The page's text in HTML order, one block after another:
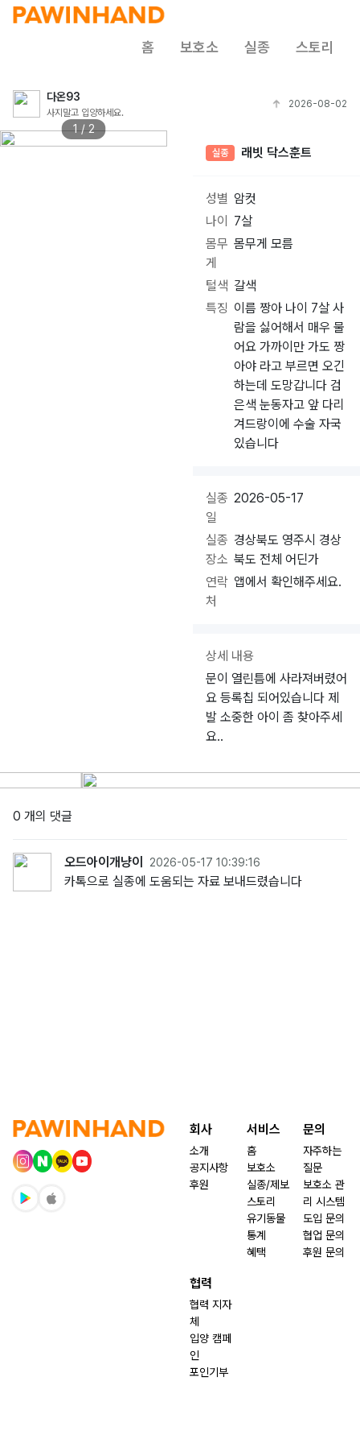
홈 보호소 실종 스토리
다온93
사지말고 입양하세요.
2026-08-02
1 / 2
실종 래빗 닥스훈트
성별 암컷
나이
7살
몸무
게
몸무게 모름
털색 갈색
특징 이름 짱아 나이 7살 사
람을 싫어해서 매우 물
어요 가까이만 가도 짱
아야 라고 부르면 오긴
하는데 도망갑니다 검
은색 눈동자고 앞 다리
겨드랑이에 수술 자국
있습니다
실종
일
2026-05-17
실종
장소
경상북도 영주시 경상
북도 전체 어딘가
연락
처
앱에서 확인해주세요.
상세 내용
문이 열린틈에 사라져버렸어
요 등록칩 되어있습니다 제
발 소중한 아이 좀 찾아주세
요..
0 개의 댓글
오드아이개냥이 2026-05-17 10:39:16
카톡으로 실종에 도움되는 자료 보내드렸습니다
회사
소개
공지사항
후원
서비스
홈
보호소
실종/제보
스토리
유기동물
통계
혜택
문의
자주하는
질문
보호소 관
리 시스템
도입 문의
협업 문의
후원 문의
협력
협력 지자
체
입양 캠페
인
포인기부